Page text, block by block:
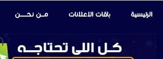
الرئيسية باقات الإعلانات مـــن نـحـــــــن